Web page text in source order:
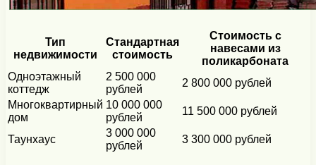
Тип
недвижимости
Стандартная
стоимость
Стоимость с
навесами из
поликарбоната
Одноэтажный
коттедж
2 500 000
рублей
2 800 000 рублей
Многоквартирный
дом
10 000 000
рублей
11 500 000 рублей
Таунхаус
3 000 000
рублей
3 300 000 рублей